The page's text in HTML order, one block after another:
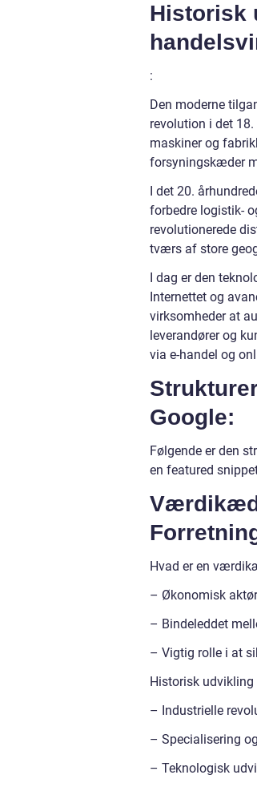
Historisk
:
Den moderne
revolution i det
maskiner og
forsyningskæder
I det 20.
forbedre logistik-
revolutionerede
tværs af store
I dag er den
Internettet og
virksomheder at
leverandører og
via e-handel og
Google:
Følgende er den
en featured
Hvad er en
– Økonomisk
– Bindeleddet
– Vigtig rolle i at
Historisk
– Industrielle
– Specialisering
– Teknologisk